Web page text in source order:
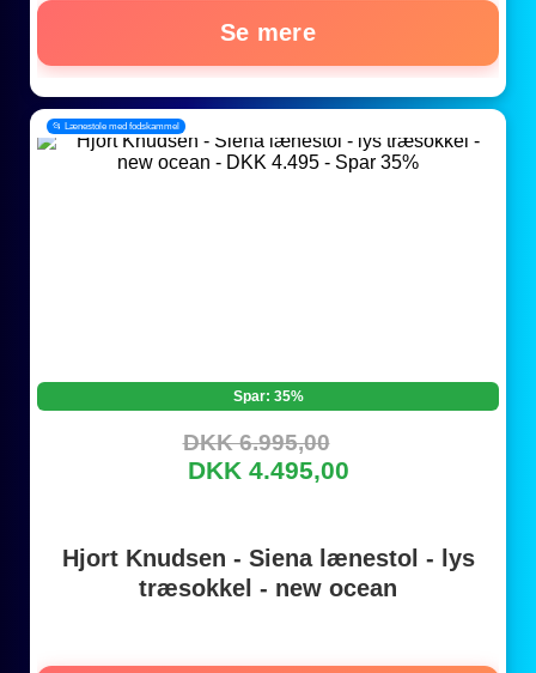
Se mere
📂 Lænestole med fodskammel
Spar: 35%
DKK 6.995,00
DKK 4.495,00
Hjort Knudsen - Siena lænestol - lys
træsokkel - new ocean